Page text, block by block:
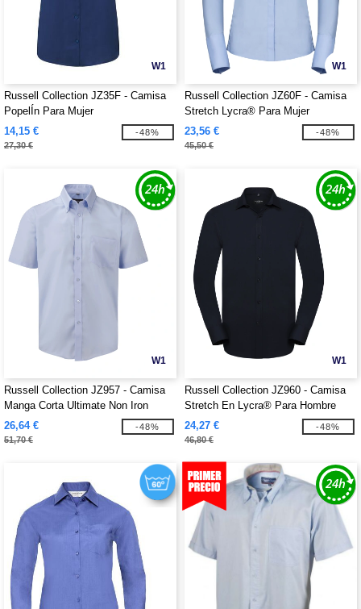
W1
Russell Collection JZ35F - Camisa
PopelÍn Para Mujer
14,15 €
27,30 €
-48%
W1
Russell Collection JZ60F - Camisa
Stretch Lycra® Para Mujer
23,56 €
45,50 €
-48%
W1
Russell Collection JZ957 - Camisa
Manga Corta Ultimate Non Iron
26,64 €
51,70 €
-48%
W1
Russell Collection JZ960 - Camisa
Stretch En Lycra® Para Hombre
24,27 €
46,80 €
-48%